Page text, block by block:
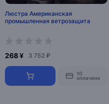
Люстра Американская
промышленная ветрозащита
268 ¥ 3 752 ₽
10
оплачено